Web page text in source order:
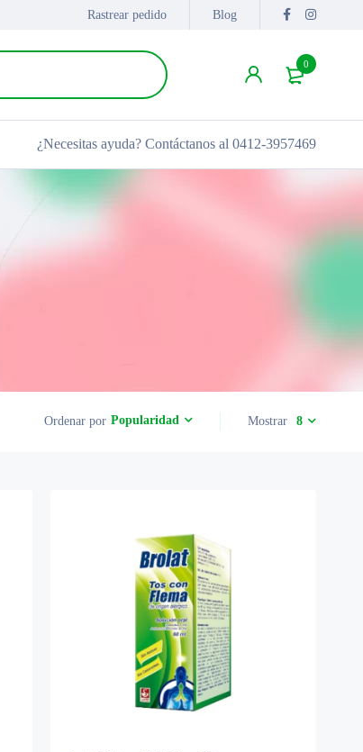
Rastrear pedido Blog
0
¿Necesitas ayuda? Contáctanos al 0412-3957469
Ordenar por Popularidad Mostrar 8